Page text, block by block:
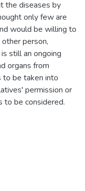
the diseases by
only few are
would be willing to
person,
still an ongoing
organs from
to be taken into
permission or
to be considered.